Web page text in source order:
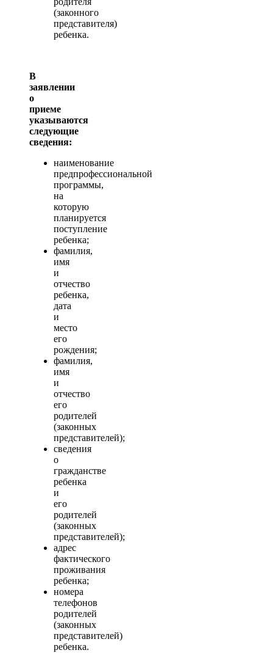
(законного
представителя)
ребенка.
В
заявлении
о
приеме
указываются
следующие
сведения:
наименование
предпрофессиональной
программы,
на
которую
планируется
поступление
ребенка;
фамилия,
имя
и
отчество
ребенка,
дата
и
место
его
рождения;
фамилия,
имя
и
отчество
его
родителей
(законных
представителей);
сведения
о
гражданстве
ребенка
и
его
родителей
(законных
представителей);
адрес
фактического
проживания
ребенка;
номера
телефонов
родителей
(законных
представителей)
ребенка.